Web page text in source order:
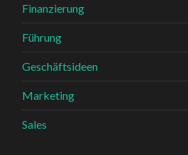
Finanzierung
Führung
Geschäftsideen
Marketing
Sales